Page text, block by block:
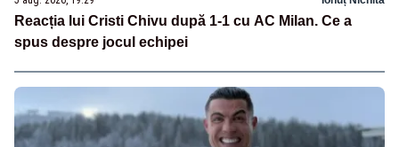
Reacția lui Cristi Chivu după 1-1 cu AC Milan. Ce a
spus despre jocul echipei